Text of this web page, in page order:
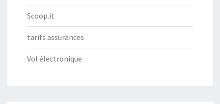
Scoop.it
tarifs assurances
Vol électronique